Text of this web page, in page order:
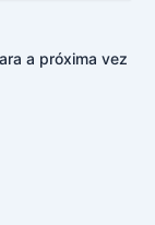
a próxima vez